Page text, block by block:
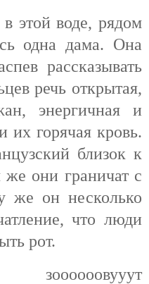
этой воде, рядом
одна дама. Она
рассказывать
речь открытая,
энергичная и
их горячая кровь.
близок к
же они граничат с
же он несколько
что люди
рот.